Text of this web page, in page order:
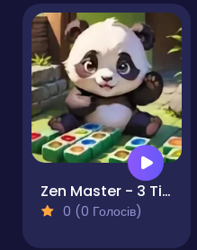
Zen Master - 3 Tiles
0 (0 Голосів)